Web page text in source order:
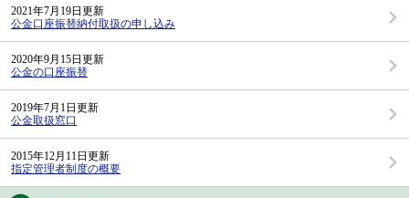
2021年7月19日更新
公金口座振替納付取扱の申し込み
2020年9月15日更新
公金の口座振替
2019年7月1日更新
公金取扱窓口
2015年12月11日更新
指定管理者制度の概要